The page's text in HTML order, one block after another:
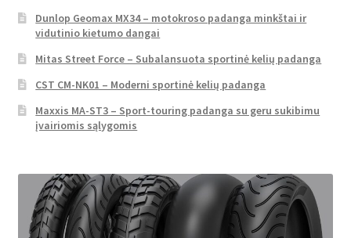
Dunlop Geomax MX34 – motokroso padanga minkštai ir
vidutinio kietumo dangai
Mitas Street Force – Subalansuota sportinė kelių padanga
CST CM-NK01 – Moderni sportinė kelių padanga
Maxxis MA-ST3 – Sport-touring padanga su geru sukibimu
įvairiomis sąlygomis